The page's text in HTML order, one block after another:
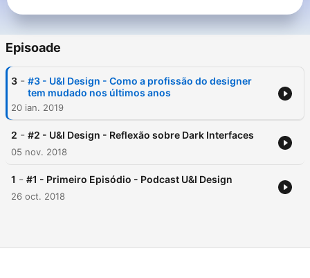
Episoade
3 - #3 - U&I Design - Como a profissão do designer
tem mudado nos últimos anos
20 ian. 2019
2 - #2 - U&I Design - Reflexão sobre Dark Interfaces
05 nov. 2018
1 - #1 - Primeiro Episódio - Podcast U&I Design
26 oct. 2018